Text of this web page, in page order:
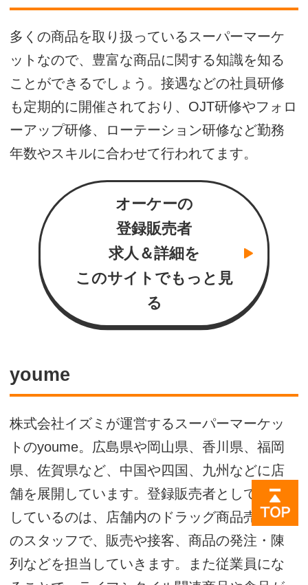
多くの商品を取り扱っているスーパーマーケ
ットなので、豊富な商品に関する知識を知る
ことができるでしょう。接遇などの社員研修
も定期的に開催されており、OJT研修やフォロ
ーアップ研修、ローテーション研修など勤務
年数やスキルに合わせて行われてます。
オーケーの
登録販売者
求人＆詳細を
このサイトでもっと見
る
youme
株式会社イズミが運営するスーパーマーケッ
トのyoume。広島県や岡山県、香川県、福岡
県、佐賀県など、中国や四国、九州などに店
舗を展開しています。登録販売者として募集
しているのは、店舗内のドラッグ商品売り場
のスタッフで、販売や接客、商品の発注・陳
列などを担当していきます。また従業員にな